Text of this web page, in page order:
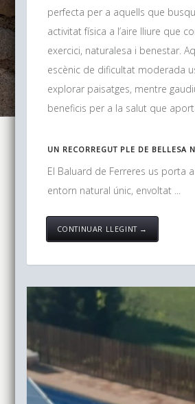
perfecta per a aquells que
activitat física a l’aire lliure que
exercici, naturalesa i benestar.
escènic de dificultat moderada
explorar paisatges, mentre
beneficis per a la salut que
UN RECORREGUT PLE DE BELLESA
El Baluard de Ferreres us porta a
entorn natural únic, envoltat ...
CONTINUAR LLEGINT →